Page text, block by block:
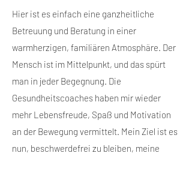
Hier ist es einfach eine ganzheitliche
Betreuung und Beratung in einer
warmherzigen, familiären Atmosphäre. Der
Mensch ist im Mittelpunkt, und das spürt
man in jeder Begegnung. Die
Gesundheitscoaches haben mir wieder
mehr Lebensfreude, Spaß und Motivation
an der Bewegung vermittelt. Mein Ziel ist es
nun, beschwerdefrei zu bleiben, meine